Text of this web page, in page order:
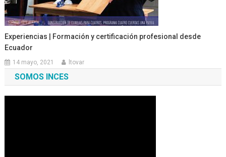
Experiencias | Formación y certificación profesional desde
Ecuador
14 mayo, 2021 ltovar
SOMOS INCES